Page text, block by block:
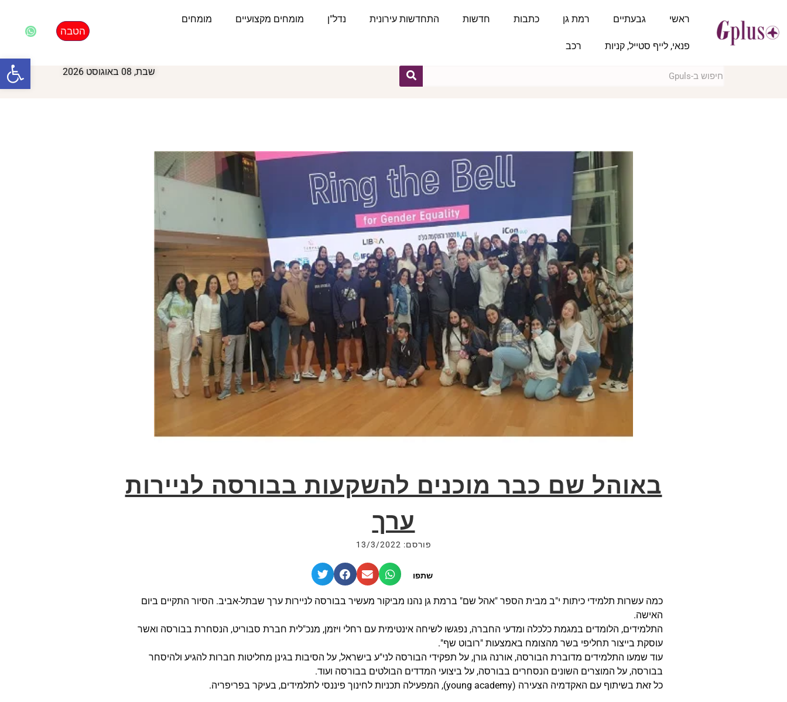
ראשי גבעתיים רמת גן כתבות חדשות התחדשות עירונית נדל"ן מומחים מקצועיים מומחים
פנאי, לייף סטייל, קניות רכב
הטבה
שבת, 08 באוגוסט 2026
באוהל שם כבר מוכנים להשקעות בבורסה לניירות
ערך
פורסם: 13/3/2022
שתפו
כמה עשרות תלמידי כיתות י"ב מבית הספר "אהל שם" ברמת גן נהנו מביקור מעשיר בבורסה לניירות ערך שבתל-אביב. הסיור התקיים ביום
האישה.
התלמידים, הלומדים במגמת כלכלה ומדעי החברה, נפגשו לשיחה אינטימית עם רחלי ויזמן, מנכ"לית חברת סבוריט, הנסחרת בבורסה ואשר
עוסקת בייצור תחליפי בשר מהצומח באמצעות "רובוט שף".
עוד שמעו התלמידים מדוברת הבורסה, אורנה גורן, על תפקידי הבורסה לני"ע בישראל, על הסיבות בגינן מחליטות חברות להגיע ולהיסחר
בבורסה, על המוצרים השונים הנסחרים בבורסה, על ביצועי המדדים הבולטים בבורסה ועוד.
כל זאת בשיתוף עם האקדמיה הצעירה (young academy), המפעילה תכניות לחינוך פיננסי לתלמידים, בעיקר בפריפריה.
פתח